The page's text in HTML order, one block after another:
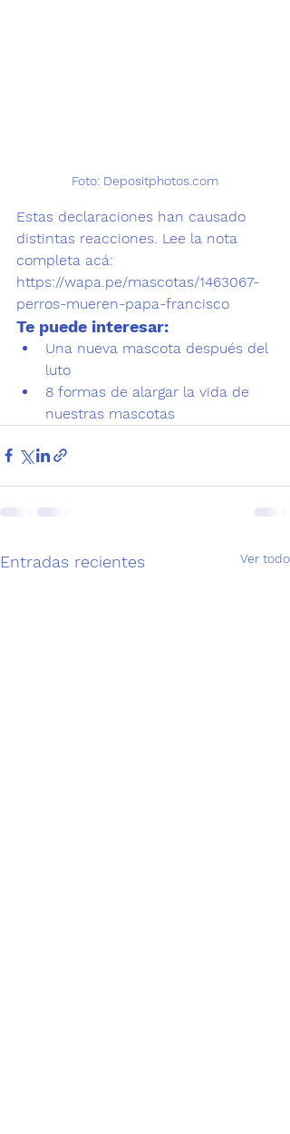
Foto: Depositphotos.com
Estas declaraciones han causado
distintas reacciones. Lee la nota
completa acá:
https://wapa.pe/mascotas/1463067-
perros-mueren-papa-francisco
Te puede interesar:
Una nueva mascota después del
luto
8 formas de alargar la vida de
nuestras mascotas
Entradas recientes Ver todo